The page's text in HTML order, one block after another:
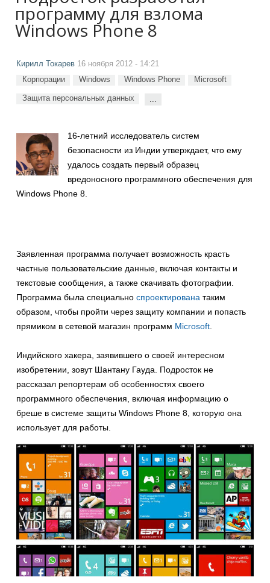
программу для взлома
Windows Phone 8
Кирилл Токарев 16 ноября 2012 - 14:21
Корпорации Windows Windows Phone Microsoft
Защита персональных данных ...
16-летний исследователь систем
безопасности из Индии утверждает, что ему
удалось создать первый образец
вредоносного программного обеспечения для
Windows Phone 8.
Заявленная программа получает возможность красть
частные пользовательские данные, включая контакты и
текстовые сообщения, а также скачивать фотографии.
Программа была специально спроектирована таким
образом, чтобы пройти через защиту компании и попасть
прямиком в сетевой магазин программ Microsoft
Индийского хакера, заявившего о своей интересном
изобретении, зовут Шантану Гауда. Подросток не
рассказал репортерам об особенностях своего
программного обеспечения, включая информацию о
бреше в системе защиты Windows Phone 8, которую она
использует для работы.